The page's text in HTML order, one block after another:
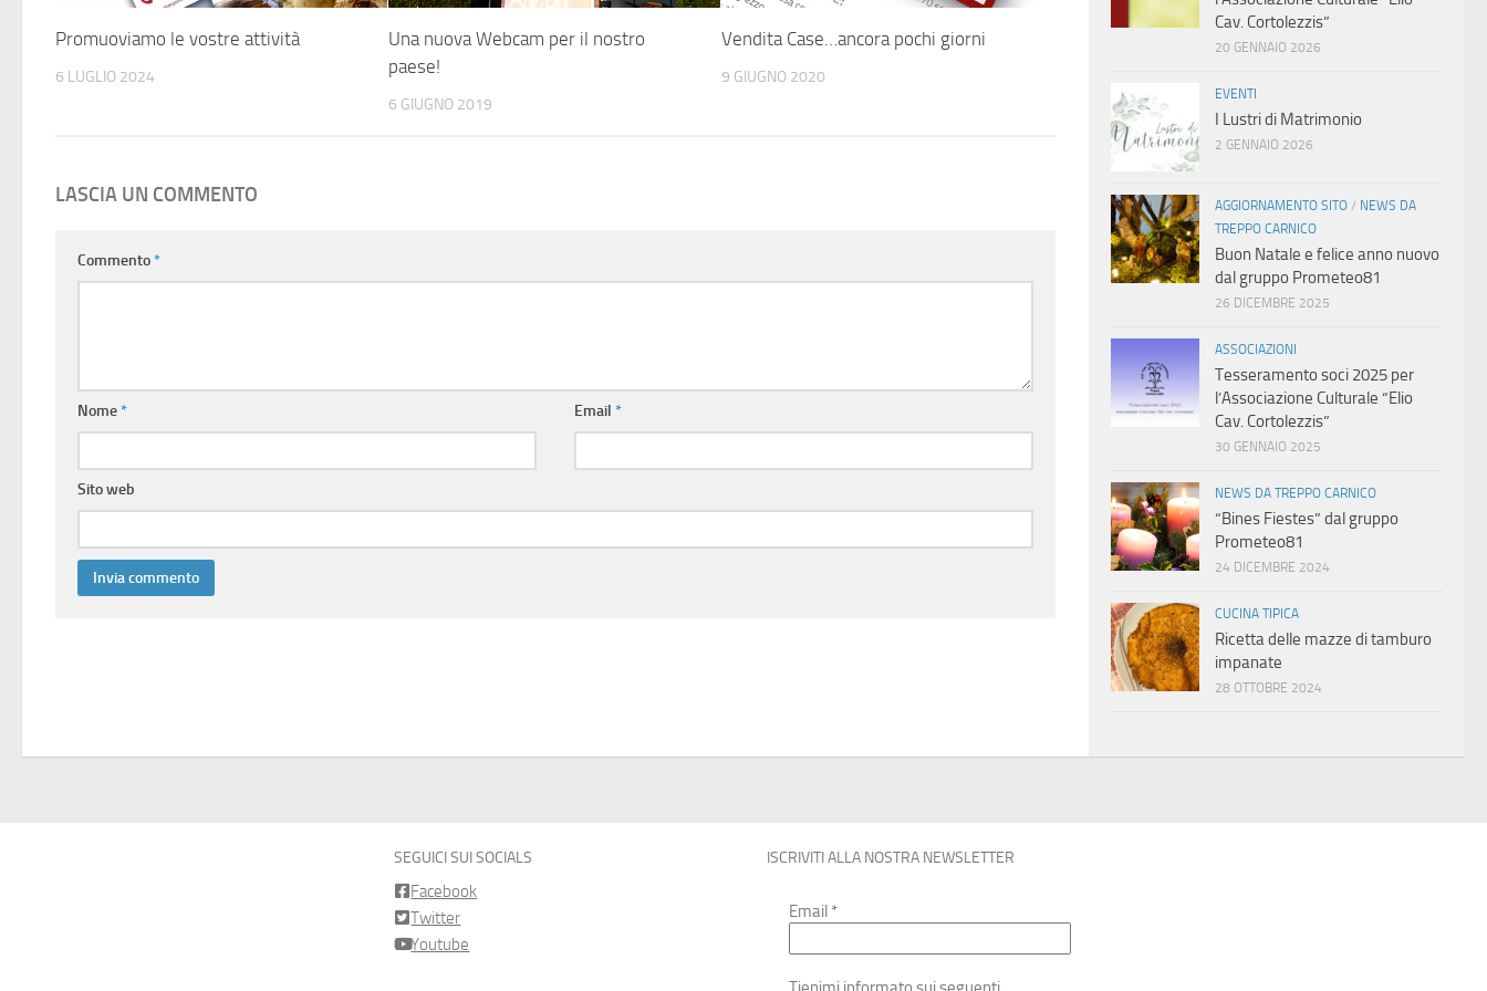
Promuoviamo le vostre attività
6 LUGLIO 2024
Una nuova Webcam per il nostro
paese!
6 GIUGNO 2019
Vendita Case…ancora pochi giorni
9 GIUGNO 2020
LASCIA UN COMMENTO
Commento*
Nome* Email*
Sito web
Cav. Cortolezzis”
20 GENNAIO 2026
EVENTI
I Lustri di Matrimonio
2 GENNAIO 2026
AGGIORNAMENTO SITO / NEWS DA
TREPPO CARNICO
Buon Natale e felice anno nuovo
dal gruppo Prometeo81
26 DICEMBRE 2025
ASSOCIAZIONI
Tesseramento soci 2025 per
l’Associazione Culturale “Elio
Cav. Cortolezzis”
30 GENNAIO 2025
NEWS DA TREPPO CARNICO
“Bines Fiestes” dal gruppo
Prometeo81
24 DICEMBRE 2024
CUCINA TIPICA
Ricetta delle mazze di tamburo
impanate
28 OTTOBRE 2024
SEGUICI SUI SOCIALS
Facebook
Twitter
Youtube
ISCRIVITI ALLA NOSTRA NEWSLETTER
Email *